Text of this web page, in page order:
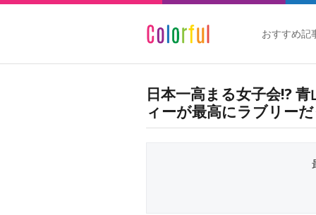
おすすめ記
日本一高まる女子会!?
ィーが最高にラブリー